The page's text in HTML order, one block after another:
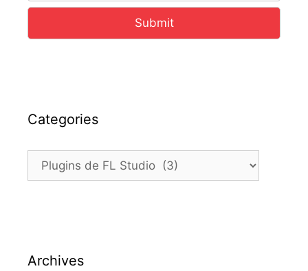
Submit
Categories
Categories
Archives